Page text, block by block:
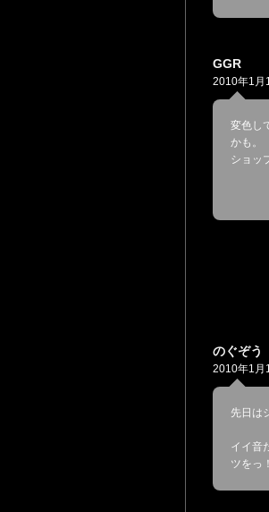
GGR
2010年1月
変色し
かも。
ショッ
のぐぞう
2010年1月
先日は
イイ音
ツをっ！